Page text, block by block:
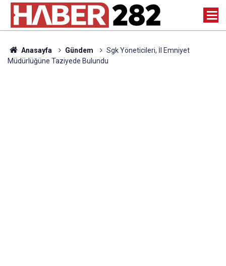
Anasayfa Gündem
Sgk Yöneticileri, İl Emniyet
Müdürlüğüne Taziyede Bulundu